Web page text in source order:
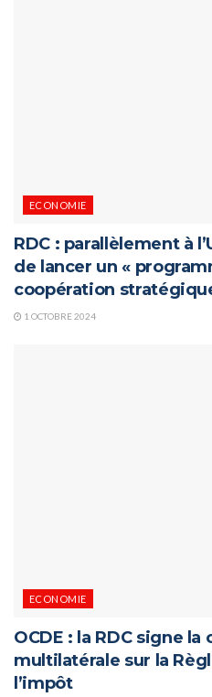
ECONOMIE
RDC : parallèlement à
de lancer un «
coopération
1 OCTOBRE 2024
ECONOMIE
OCDE : la RDC signe
multilatérale sur la
l’impôt